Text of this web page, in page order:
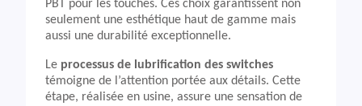
PBT pour les touches. Ces choix garantissent non
seulement une esthétique haut de gamme mais
aussi une durabilité exceptionnelle.
Le processus de lubrification des switches
témoigne de l’attention portée aux détails. Cette
étape, réalisée en usine, assure une sensation de